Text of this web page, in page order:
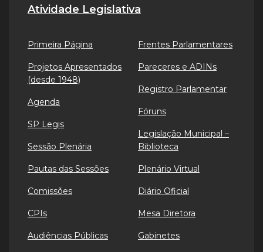
Atividade Legislativa
Primeira Página
Projetos Apresentados
(desde 1948)
Agenda
SP Legis
Sessão Plenária
Pautas das Sessões
Comissões
CPIs
Audiências Públicas
Frentes Parlamentares
Pareceres e ADINs
Registro Parlamentar
Fóruns
Legislação Municipal –
Biblioteca
Plenário Virtual
Diário Oficial
Mesa Diretora
Gabinetes